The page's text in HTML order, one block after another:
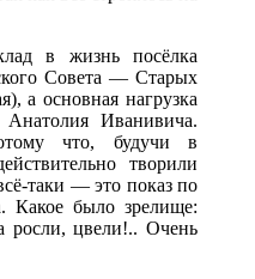
в жизнь посёлка
Совета — Старых
а основная нагрузка
Иванивича.
что, будучи в
творили
таки — это показ по
Какое было зрелище:
росли, цвели!.. Очень